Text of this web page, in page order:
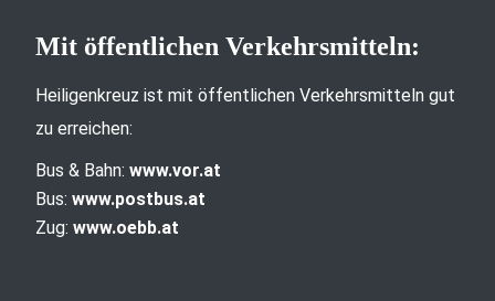
Mit öffentlichen Verkehrsmitteln:
Heiligenkreuz ist mit öffentlichen Verkehrsmitteln gut
zu erreichen:
Bus & Bahn: www.vor.at
Bus: www.postbus.at
Zug: www.oebb.at